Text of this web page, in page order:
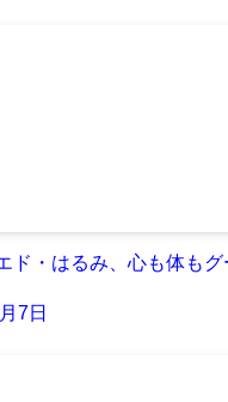
ド・はるみ、心も体も
7日